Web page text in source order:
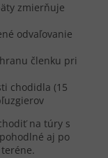
zmierňuje
odvaľovanie
členku pri
chodidla (15
na túry s
aj po